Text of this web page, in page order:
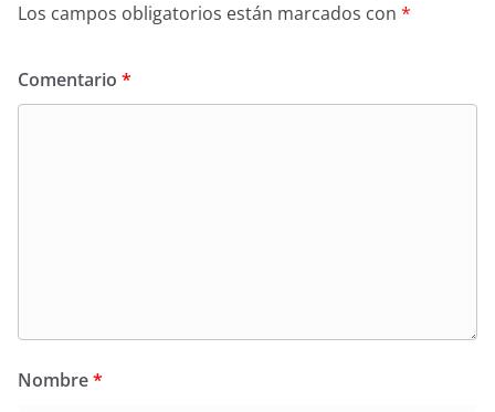
Los campos obligatorios están marcados con *
Comentario *
Nombre*